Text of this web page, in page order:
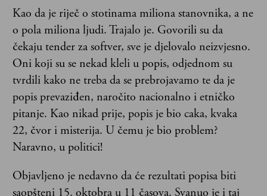
Kao da je riječ o stotinama miliona stanovnika, a ne
o pola miliona ljudi. Trajalo je. Govorili su da
čekaju tender za softver, sve je djelovalo neizvjesno.
Oni koji su se nekad kleli u popis, odjednom su
tvrdili kako ne treba da se prebrojavamo te da je
popis prevaziđen, naročito nacionalno i etničko
pitanje. Kao nikad prije, popis je bio caka, kvaka
22, čvor i misterija. U čemu je bio problem?
Naravno, u politici!
Objavljeno je nedavno da će rezultati popisa biti
saopšteni 15. oktobra u 11 časova. Svanuo je i taj